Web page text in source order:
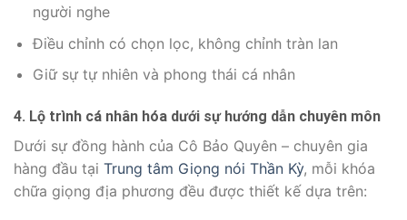
người nghe
Điều chỉnh có chọn lọc, không chỉnh tràn lan
Giữ sự tự nhiên và phong thái cá nhân
4. Lộ trình cá nhân hóa dưới sự hướng dẫn chuyên môn
Dưới sự đồng hành của Cô Bảo Quyên – chuyên gia
hàng đầu tại Trung tâm Giọng nói Thần Kỳ, mỗi khóa
chữa giọng địa phương đều được thiết kế dựa trên: